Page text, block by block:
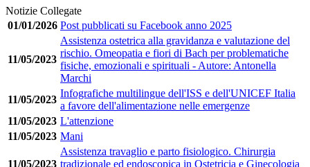
Notizie Collegate
01/01/2026 Post pubblicati su Facebook anno 2025
11/05/2023
Assistenza ostetrica alla gravidanza e valutazione del
rischio. Omeopatia e fiori di Bach per problematiche
fisiche, emozionali e spirituali - Autore: Antonella
Marchi
11/05/2023
Infografiche multilingue dell'ISS e dell'UNICEF Italia
a favore dell'alimentazione nelle emergenze
11/05/2023 L'attenzione
11/05/2023 Mani
11/05/2023
Assistenza travaglio e parto fisiologico. Chirurgia
tradizionale ed endoscopica in Ostetricia e Ginecologia